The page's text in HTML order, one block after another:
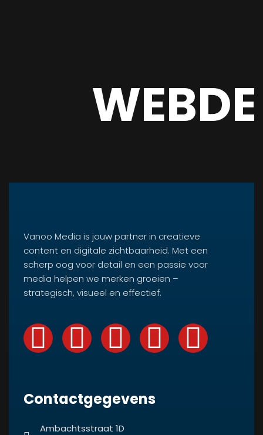
Vanoo Media is jouw partner in creatieve
content en digitale zichtbaarheid. Met een
scherp oog voor detail en een passie voor
media helpen we merken groeien –
strategisch, visueel en effectief.
Contactgegevens
Ambachtsstraat 1D